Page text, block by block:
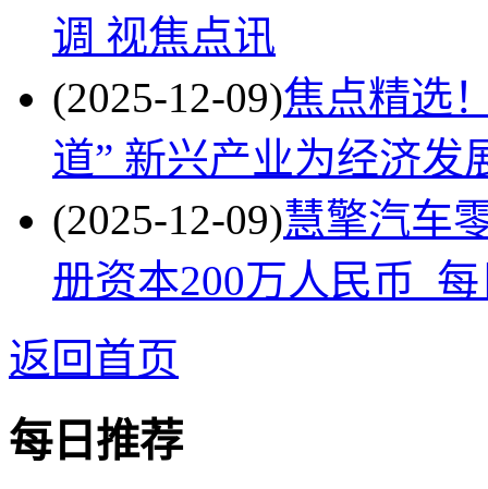
调 视焦点讯
(2025-12-09)焦点精选
道” 新兴产业为经济发
(2025-12-09)慧擎汽车
册资本200万人民币_
返回首页
每日推荐